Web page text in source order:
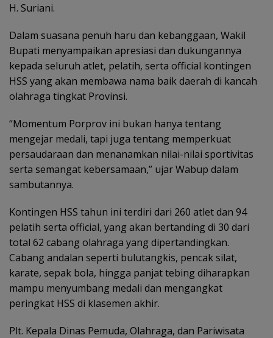
H. Suriani.
Dalam suasana penuh haru dan kebanggaan, Wakil
Bupati menyampaikan apresiasi dan dukungannya
kepada seluruh atlet, pelatih, serta official kontingen
HSS yang akan membawa nama baik daerah di kancah
olahraga tingkat Provinsi.
“Momentum Porprov ini bukan hanya tentang
mengejar medali, tapi juga tentang memperkuat
persaudaraan dan menanamkan nilai-nilai sportivitas
serta semangat kebersamaan,” ujar Wabup dalam
sambutannya.
Kontingen HSS tahun ini terdiri dari 260 atlet dan 94
pelatih serta official, yang akan bertanding di 30 dari
total 62 cabang olahraga yang dipertandingkan.
Cabang andalan seperti bulutangkis, pencak silat,
karate, sepak bola, hingga panjat tebing diharapkan
mampu menyumbang medali dan mengangkat
peringkat HSS di klasemen akhir.
Plt. Kepala Dinas Pemuda, Olahraga, dan Pariwisata